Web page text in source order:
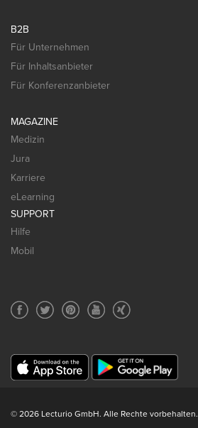
B2B
Für Unternehmen
Für Inhaltsanbieter
Für Konferenzanbieter
MAGAZINE
Medizin
Jura
Karriere
eLearning
SUPPORT
Hilfe
Mobil
© 2026 Lecturio GmbH. Alle Rechte vorbehalten.